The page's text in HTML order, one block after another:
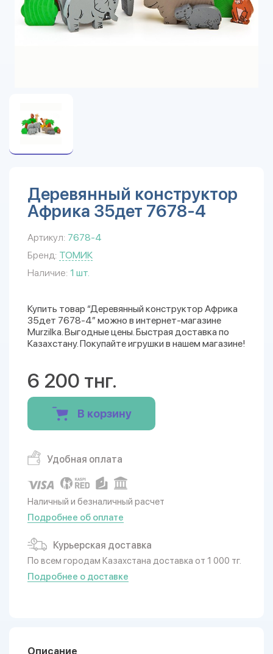
Деревянный конструктор
Африка 35дет 7678-4
Артикул: 7678-4
Бренд: ТОМИК
Наличие: 1 шт.
Купить товар “Деревянный конструктор Африка
35дет 7678-4” можно в интернет-магазине
Murzilka. Выгодные цены. Быстрая доставка по
Казахстану. Покупайте игрушки в нашем магазине!
6 200 тнг.
В корзину
Удобная оплата
Наличный и безналичный расчет
Подробнее об оплате
Курьерская доставка
По всем городам Казахстана доставка от 1 000 тг.
Подробнее о доставке
Описание